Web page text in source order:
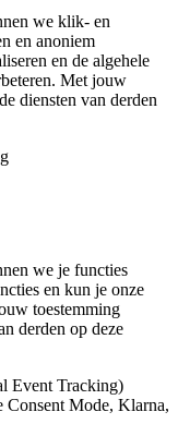
we klik- en
en anoniem
en de algehele
Met jouw
diensten van derden
we je functies
en kun je onze
toestemming
derden op deze
Event Tracking)
Mode, Klarna,